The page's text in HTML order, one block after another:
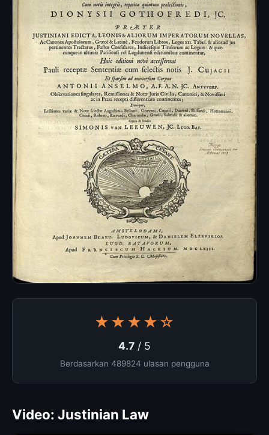
★★★★☆
4.7 / 5
Berdasarkan 489824 ulasan pengguna
Video: Justinian Law